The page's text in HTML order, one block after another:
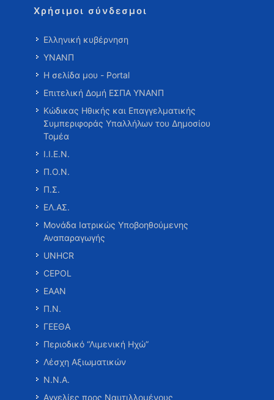
Χρήσιμοι σύνδεσμοι
Ελληνική κυβέρνηση
ΥΝΑΝΠ
Η σελίδα μου - Portal
Επιτελική Δομή ΕΣΠΑ ΥΝΑΝΠ
Κώδικας Ηθικής και Επαγγελματικής
Συμπεριφοράς Υπαλλήλων του Δημοσίου
Τομέα
Ι.Ι.Ε.Ν.
Π.Ο.Ν.
Π.Σ.
ΕΛ.ΑΣ.
Μονάδα Ιατρικώς Υποβοηθούμενης
Αναπαραγωγής
UNHCR
CEPOL
ΕΑΑΝ
Π.Ν.
ΓΕΕΘΑ
Περιοδικό “Λιμενική Ηχώ”
Λέσχη Αξιωματικών
Ν.Ν.Α.
Αγγελίες προς Ναυτιλλομένους